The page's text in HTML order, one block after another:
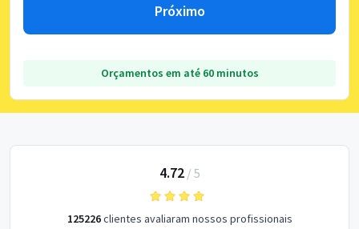
Próximo
Orçamentos em até 60 minutos
4.72/ 5
125226clientes avaliaram nossos profissionais